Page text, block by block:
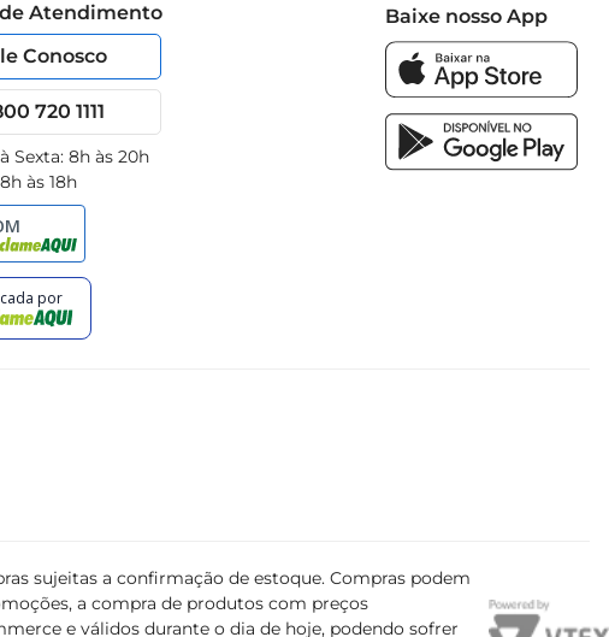
Atendimento
Conosco
720 1111
Sexta: 8h às 20h
às 18h
Baixe nosso App
sujeitas a confirmação de estoque. Compras podem
a compra de produtos com preços
e válidos durante o dia de hoje, podendo sofrer